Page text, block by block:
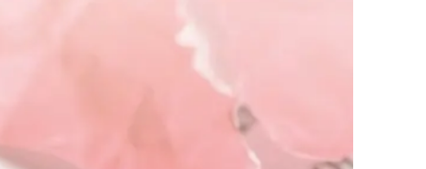
통합검색
AI대륜
업무사례